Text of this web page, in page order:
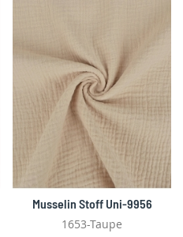
Musselin Stoff Uni-9956
1653-Taupe